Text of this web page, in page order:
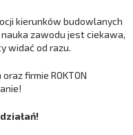
kierunków budowlanych
zawodu jest ciekawa,
widać od razu.
firmie ROKTON